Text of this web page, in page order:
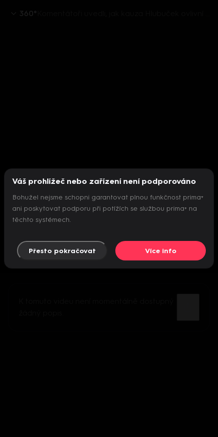
360°
Nepodařilo se inicializovat přehrávač
Váš prohlížeč nebo zařízení není podporováno
Bohužel nejsme schopni garantovat plnou funkčnost prima+
ani poskytovat podporu při potížích se službou prima+ na
těchto systémech.
Přesto pokračovat Více info